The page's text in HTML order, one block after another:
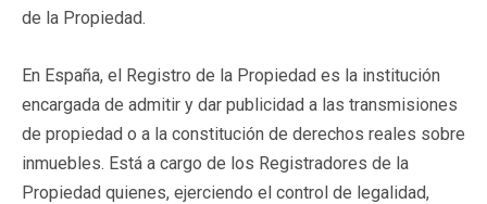
de la Propiedad.
En España, el Registro de la Propiedad es la institución
encargada de admitir y dar publicidad a las transmisiones
de propiedad o a la constitución de derechos reales sobre
inmuebles. Está a cargo de los Registradores de la
Propiedad quienes, ejerciendo el control de legalidad,